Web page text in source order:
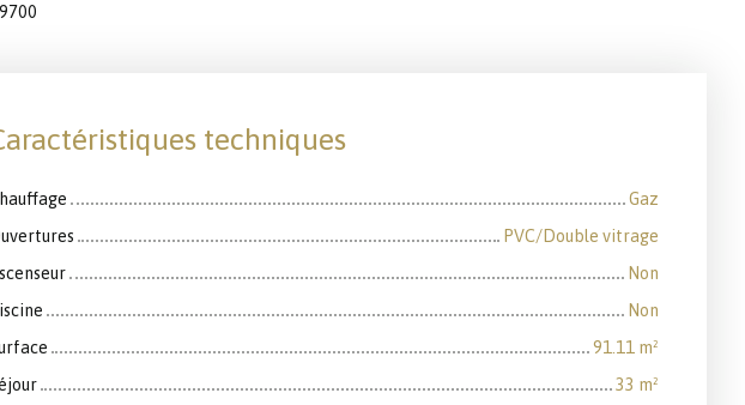
techniques
Gaz
PVC/Double vitrage
Non
Non
91.11 m²
33 m²